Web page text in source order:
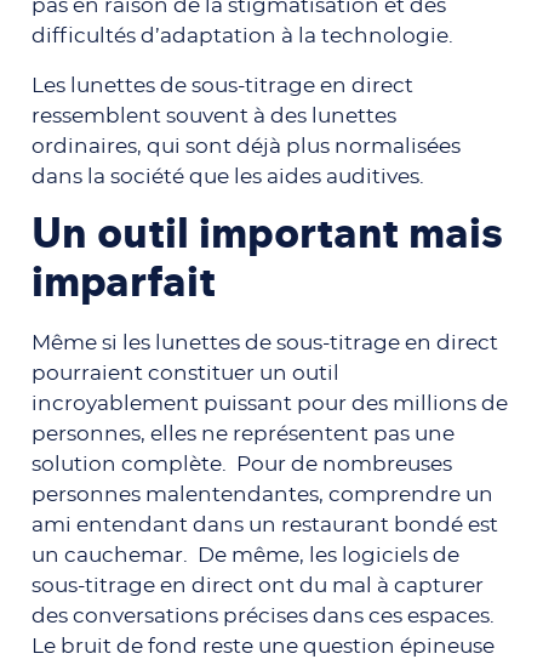
pas en raison de la stigmatisation et des
difficultés d’adaptation à la technologie.
Les lunettes de sous-titrage en direct
ressemblent souvent à des lunettes
ordinaires, qui sont déjà plus normalisées
dans la société que les aides auditives.
Un outil important mais
imparfait
Même si les lunettes de sous-titrage en direct
pourraient constituer un outil
incroyablement puissant pour des millions de
personnes, elles ne représentent pas une
solution complète. Pour de nombreuses
personnes malentendantes, comprendre un
ami entendant dans un restaurant bondé est
un cauchemar. De même, les logiciels de
sous-titrage en direct ont du mal à capturer
des conversations précises dans ces espaces.
Le bruit de fond reste une question épineuse